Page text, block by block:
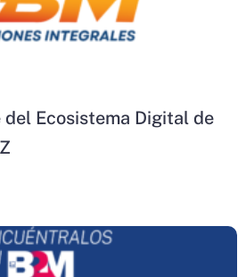
Ecosistema Digital de